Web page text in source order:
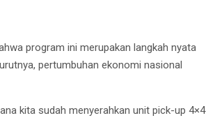
program ini merupakan langkah nyata
pertumbuhan ekonomi nasional
kita sudah menyerahkan unit pick-up 4×4